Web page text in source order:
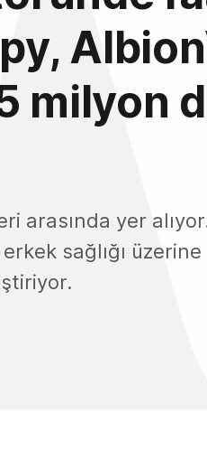
milyon
arasında yer
sağlığı üzerine